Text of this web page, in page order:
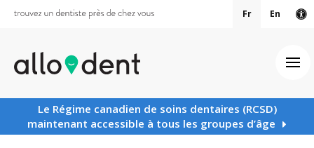
Fr En
Le Régime canadien de soins dentaires (RCSD)
maintenant accessible à tous les groupes d’âge